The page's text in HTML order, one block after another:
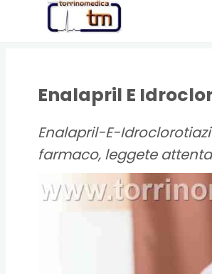
Enalapril E
Enalapril-E-
farmaco, leggete